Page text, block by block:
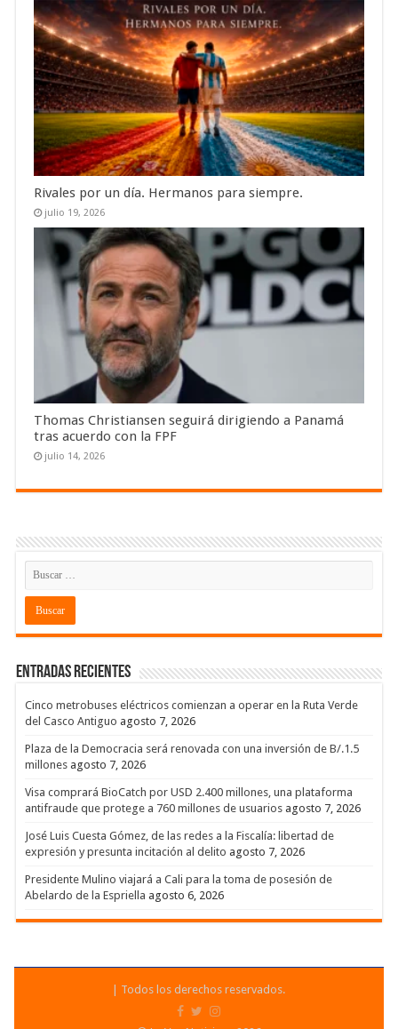
Rivales por un día. Hermanos para siempre.
julio 19, 2026
Thomas Christiansen seguirá dirigiendo a Panamá
tras acuerdo con la FPF
julio 14, 2026
Entradas recientes
Cinco metrobuses eléctricos comienzan a operar en la Ruta Verde
del Casco Antiguo agosto 7, 2026
Plaza de la Democracia será renovada con una inversión de B/.1.5
millones agosto 7, 2026
Visa comprará BioCatch por USD 2.400 millones, una plataforma
antifraude que protege a 760 millones de usuarios agosto 7, 2026
José Luis Cuesta Gómez, de las redes a la Fiscalía: libertad de
expresión y presunta incitación al delito agosto 7, 2026
Presidente Mulino viajará a Cali para la toma de posesión de
Abelardo de la Espriella agosto 6, 2026
| Todos los derechos reservados.